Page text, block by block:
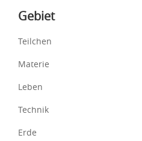
Inhalte
Gebiet
Teilchen
Materie
Leben
Technik
Erde